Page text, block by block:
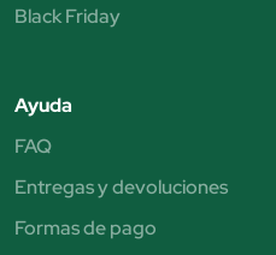
Black Friday
Ayuda
FAQ
Entregas y devoluciones
Formas de pago